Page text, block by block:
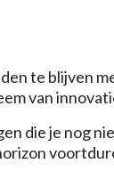
te blijven
van
die je nog